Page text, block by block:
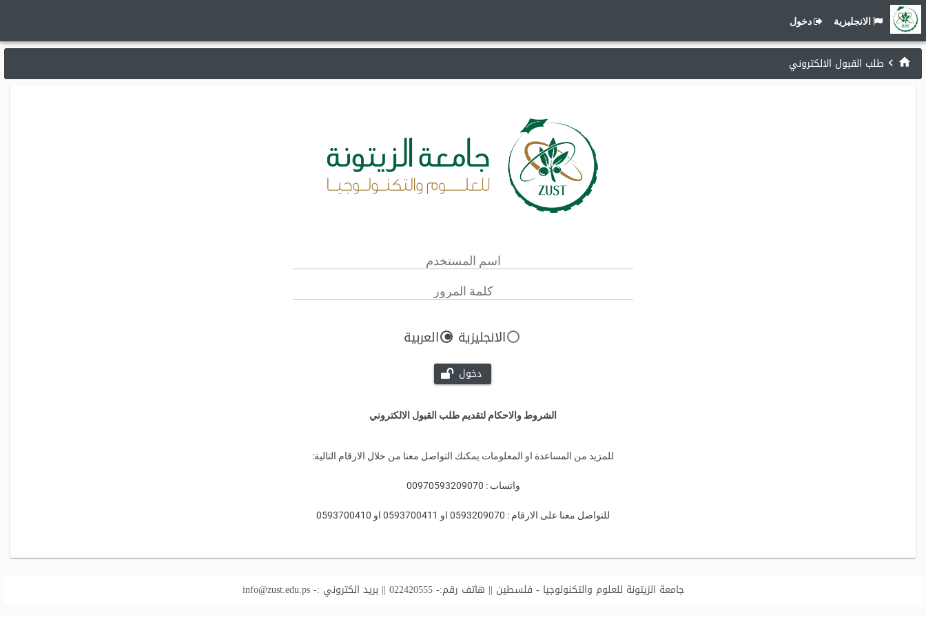
الانجليزية دخول
طلب القبول الالكتروني
الانجليزية العربية
دخول
الشروط والاحكام لتقديم طلب القبول الالكتروني
للمزيد من المساعدة او المعلومات يمكنك التواصل معنا من خلال الارقام التالية:
واتساب : 00970593209070
للتواصل معنا على الارقام : 0593209070 او 0593700411 او 0593700410
جامعة الزيتونة للعلوم والتكنولوجيا - فلسطين || هاتف رقم:- 022420555 || بريد الكتروني :- info@zust.edu.ps